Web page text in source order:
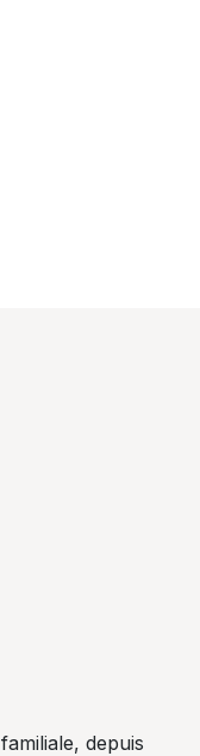
depuis